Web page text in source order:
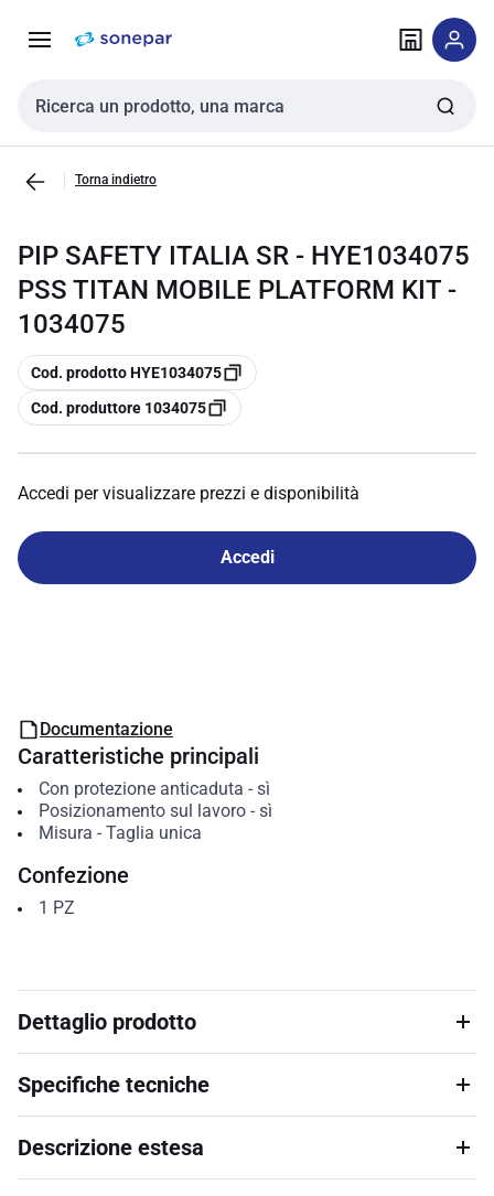
navigazione alla
Cerca input
Torna indietro
PIP SAFETY ITALIA SR - HYE1034075
PSS TITAN MOBILE PLATFORM KIT -
1034075
copia
Cod. prodotto HYE1034075
copia
Cod. produttore 1034075
Accedi per visualizzare prezzi e disponibilità
Accedi
Documentazione
Caratteristiche principali
Con protezione anticaduta - sì
Posizionamento sul lavoro- sì
Misura - Taglia unica
Confezione
1 PZ
Dettaglio prodotto
Specifiche tecniche
Descrizione estesa